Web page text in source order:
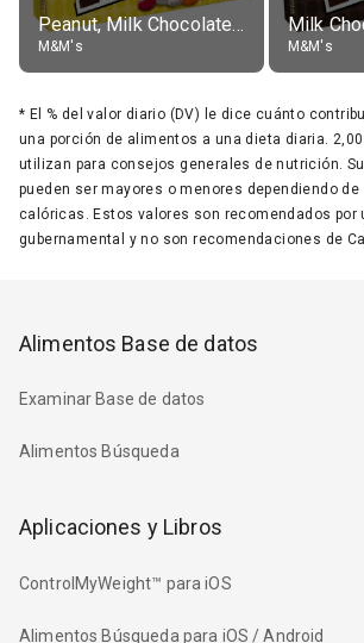
Peanut, Milk Chocolate Candies
M&M's
Milk
M&M's
* El % del valor diario (DV) le dice cuánto
una porción de alimentos a una dieta diaria.
utilizan para consejos generales de nutrición.
pueden ser mayores o menores dependiendo
calóricas. Estos valores son recomendados por
gubernamental y no son recomendaciones de
Alimentos Base de datos
Examinar Base de datos
Alimentos Búsqueda
Aplicaciones y Libros
ControlMyWeight™ para iOS
Alimentos Búsqueda para iOS / Android